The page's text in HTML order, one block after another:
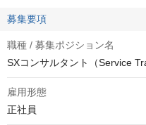
募集要項
職種 / 募集ポジション名
SXコンサルタント（Service
雇用形態
正社員